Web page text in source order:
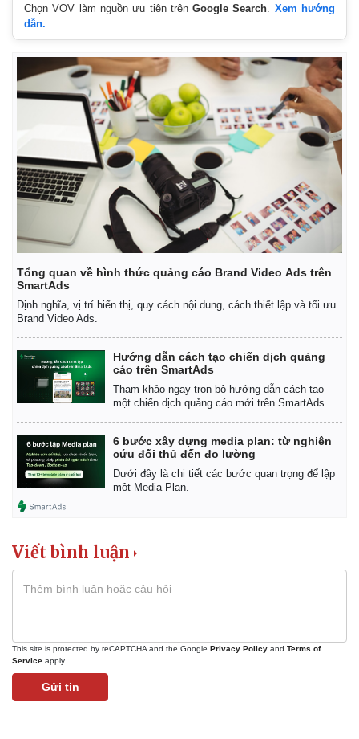
Kinh tế
Bất động sản
Khởi nghiệp
Thị trường
Tiêu dùng
Tỷ giá
Chứng khoán
Giá cà phê
Chọn VOV làm nguồn ưu tiên trênGoogle Search. Xem hướng
dẫn.
Tổng quan về hình thức quảng cáo Brand Video Ads trên
SmartAds
Định nghĩa, vị trí hiển thị, quy cách nội dung, cách thiết lập và tối ưu
Brand Video Ads.
Hướng dẫn cách tạo chiến dịch quảng
cáo trên SmartAds
Tham khảo ngay trọn bộ hướng dẫn cách tạo
một chiến dịch quảng cáo mới trên SmartAds.
6 bước xây dựng media plan: từ nghiên
cứu đối thủ đến đo lường
Dưới đây là chi tiết các bước quan trọng để lập
một Media Plan.
Viết bình luận
This site is protected by reCAPTCHA and the Google Privacy Policy and Terms of
Service apply.
Gửi tin